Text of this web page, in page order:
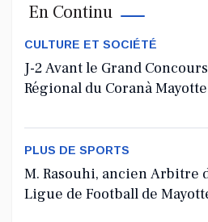
Jul 11, 2026
En Continu
CULTURE ET SOCIÉTÉ
J-2 Avant le Grand Concours
Régional du Coranà Mayotte
PLUS DE SPORTS
M. Rasouhi, ancien Arbitre
Ligue de Football de